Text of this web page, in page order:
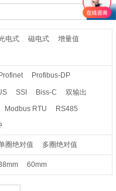
电式 磁电式 增量值
Profinet Profibus-DP
SSI Biss-C
双输出
Modbus RTU
RS485
圈绝对值 多圈绝对值
60mm